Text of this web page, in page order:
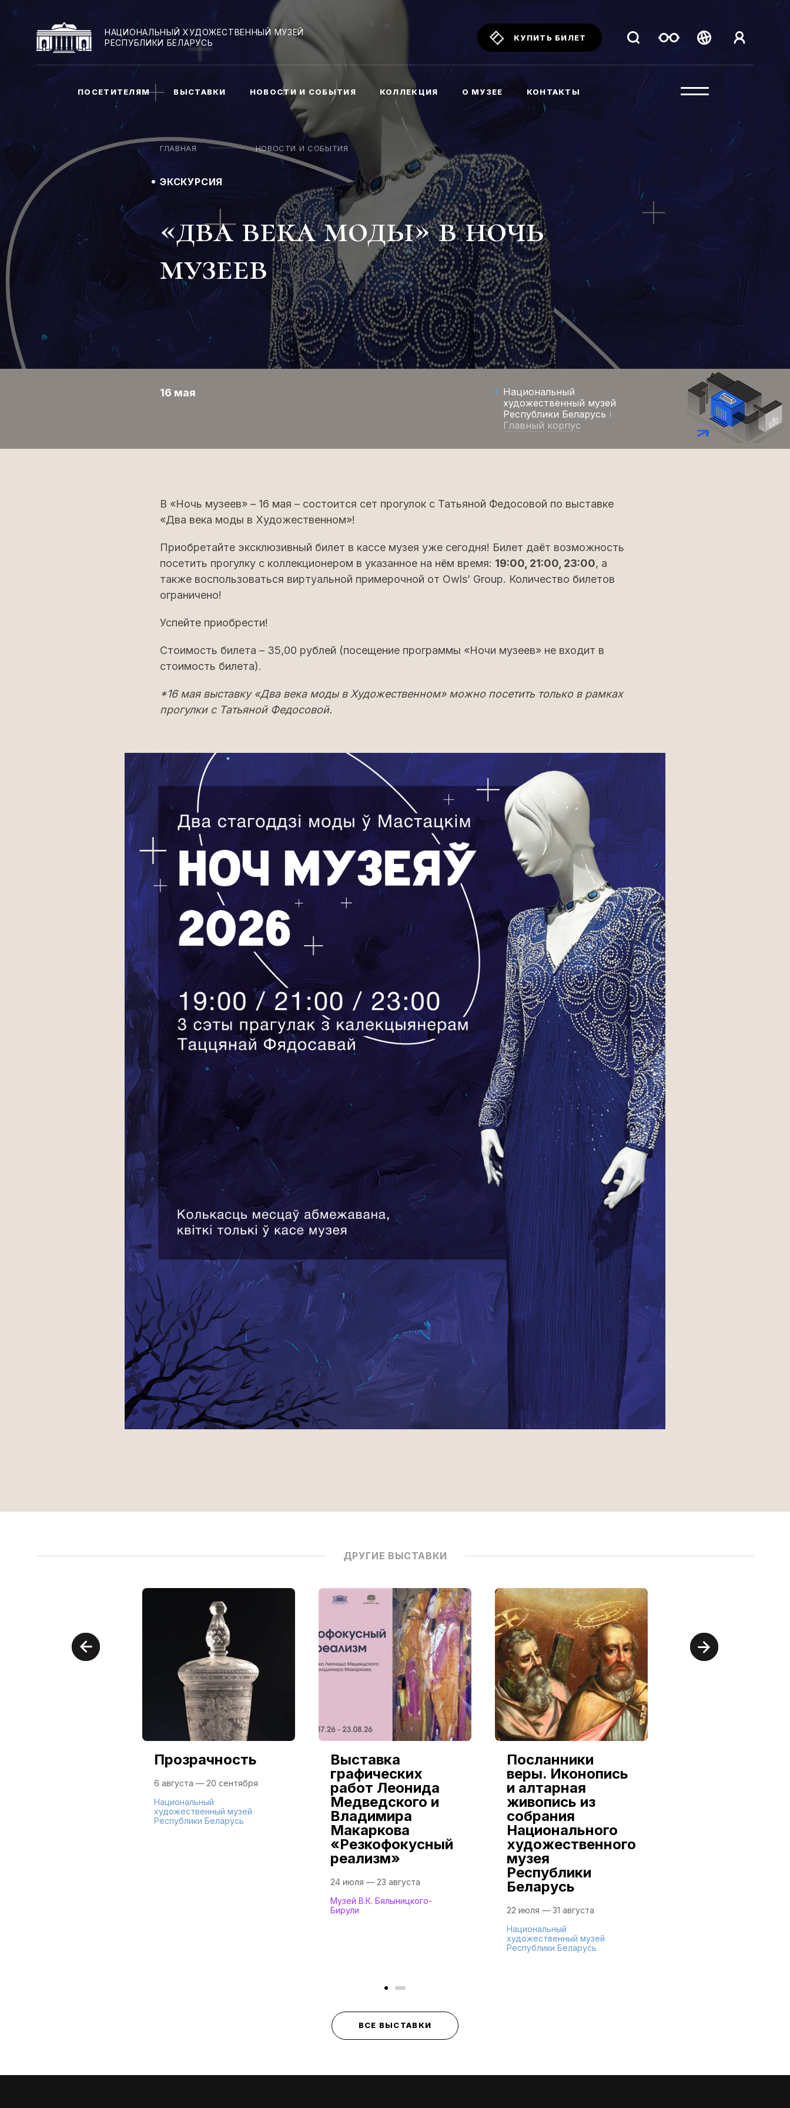
НАЦИОНАЛЬНЫЙ ХУДОЖЕСТВЕННЫЙ МУЗЕЙ
РЕСПУБЛИКИ БЕЛАРУСЬ
КУПИТЬ БИЛЕТ
Беларуская
Русский
ПОСЕТИТЕЛЯМ ВЫСТАВКИ НОВОСТИ И СОБЫТИЯ КОЛЛЕКЦИЯ О МУЗЕЕ КОНТАКТЫ
ГЛАВНАЯ НОВОСТИ И СОБЫТИЯ
ЭКСКУРСИЯ
«два века моды» в ночь
музеев
16 мая
Национальный
художественный музей
Республики Беларусь
Главный корпус
В «Ночь музеев» – 16 мая – состоится сет прогулок с Татьяной Федосовой по выставке
«Два века моды в Художественном»!
Приобретайте эксклюзивный билет в кассе музея уже сегодня! Билет даёт возможность
посетить прогулку с коллекционером в указанное на нём время: 19:00, 21:00, 23:00, а
также воспользоваться виртуальной примерочной от Owls’ Group. Количество билетов
ограничено!
Успейте приобрести!
Стоимость билета – 35,00 рублей (посещение программы «Ночи музеев» не входит в
стоимость билета).
*16 мая выставку «Два века моды в Художественном» можно посетить только в рамках
прогулки с Татьяной Федосовой.
ДРУГИЕ ВЫСТАВКИ
Прозрачность
6 августа — 20 сентября
Национальный
художественный музей
Республики Беларусь
Выставка
графических
работ Леонида
Медведского и
Владимира
Макаркова
«Резкофокусный
реализм»
24 июля — 23 августа
Музей В.К. Бялыницкого-
Бирули
Посланники
веры. Иконопись
и алтарная
живопись из
собрания
Национального
художественного
музея
Республики
Беларусь
22 июля — 31 августа
Национальный
художественный музей
Республики Беларусь
ВСЕ ВЫСТАВКИ